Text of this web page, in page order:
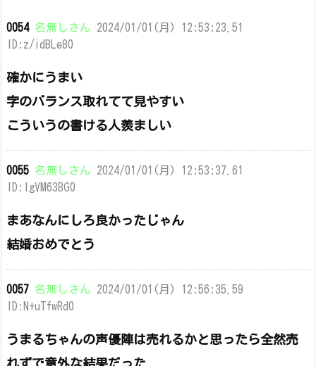
0054 名無しさん 2024/01/01(月) 12:53:23.51
ID:z/idBLe80
確かにうまい
字のバランス取れてて見やすい
こういうの書ける人羨ましい
0055 名無しさん 2024/01/01(月) 12:53:37.61
ID:lgVM63BG0
まあなんにしろ良かったじゃん
結婚おめでとう
0057 名無しさん 2024/01/01(月) 12:56:35.59
ID:N+uTfwRd0
うまるちゃんの声優陣は売れるかと思ったら全然売
れずで意外な結果だった